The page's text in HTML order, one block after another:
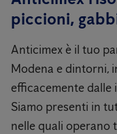
piccioni,
Anticimex è il tuo
Modena e dintorni,
efficacemente dalle
Siamo presenti in
nelle quali operano